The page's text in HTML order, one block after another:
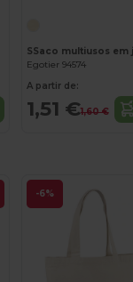
Egotier 94574
A partir de:
1,51 €1,60 €
-6%